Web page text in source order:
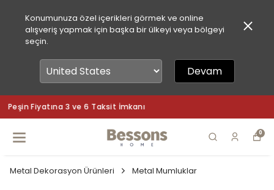
Konumunuza özel içerikleri görmek ve online
alışveriş yapmak için başka bir ülkeyi veya bölgeyi
seçin.
Devam
Peşin Fiyatına 3 ve 6 Taksit İmkanı
0
Metal Dekorasyon Ürünleri Metal Mumluklar